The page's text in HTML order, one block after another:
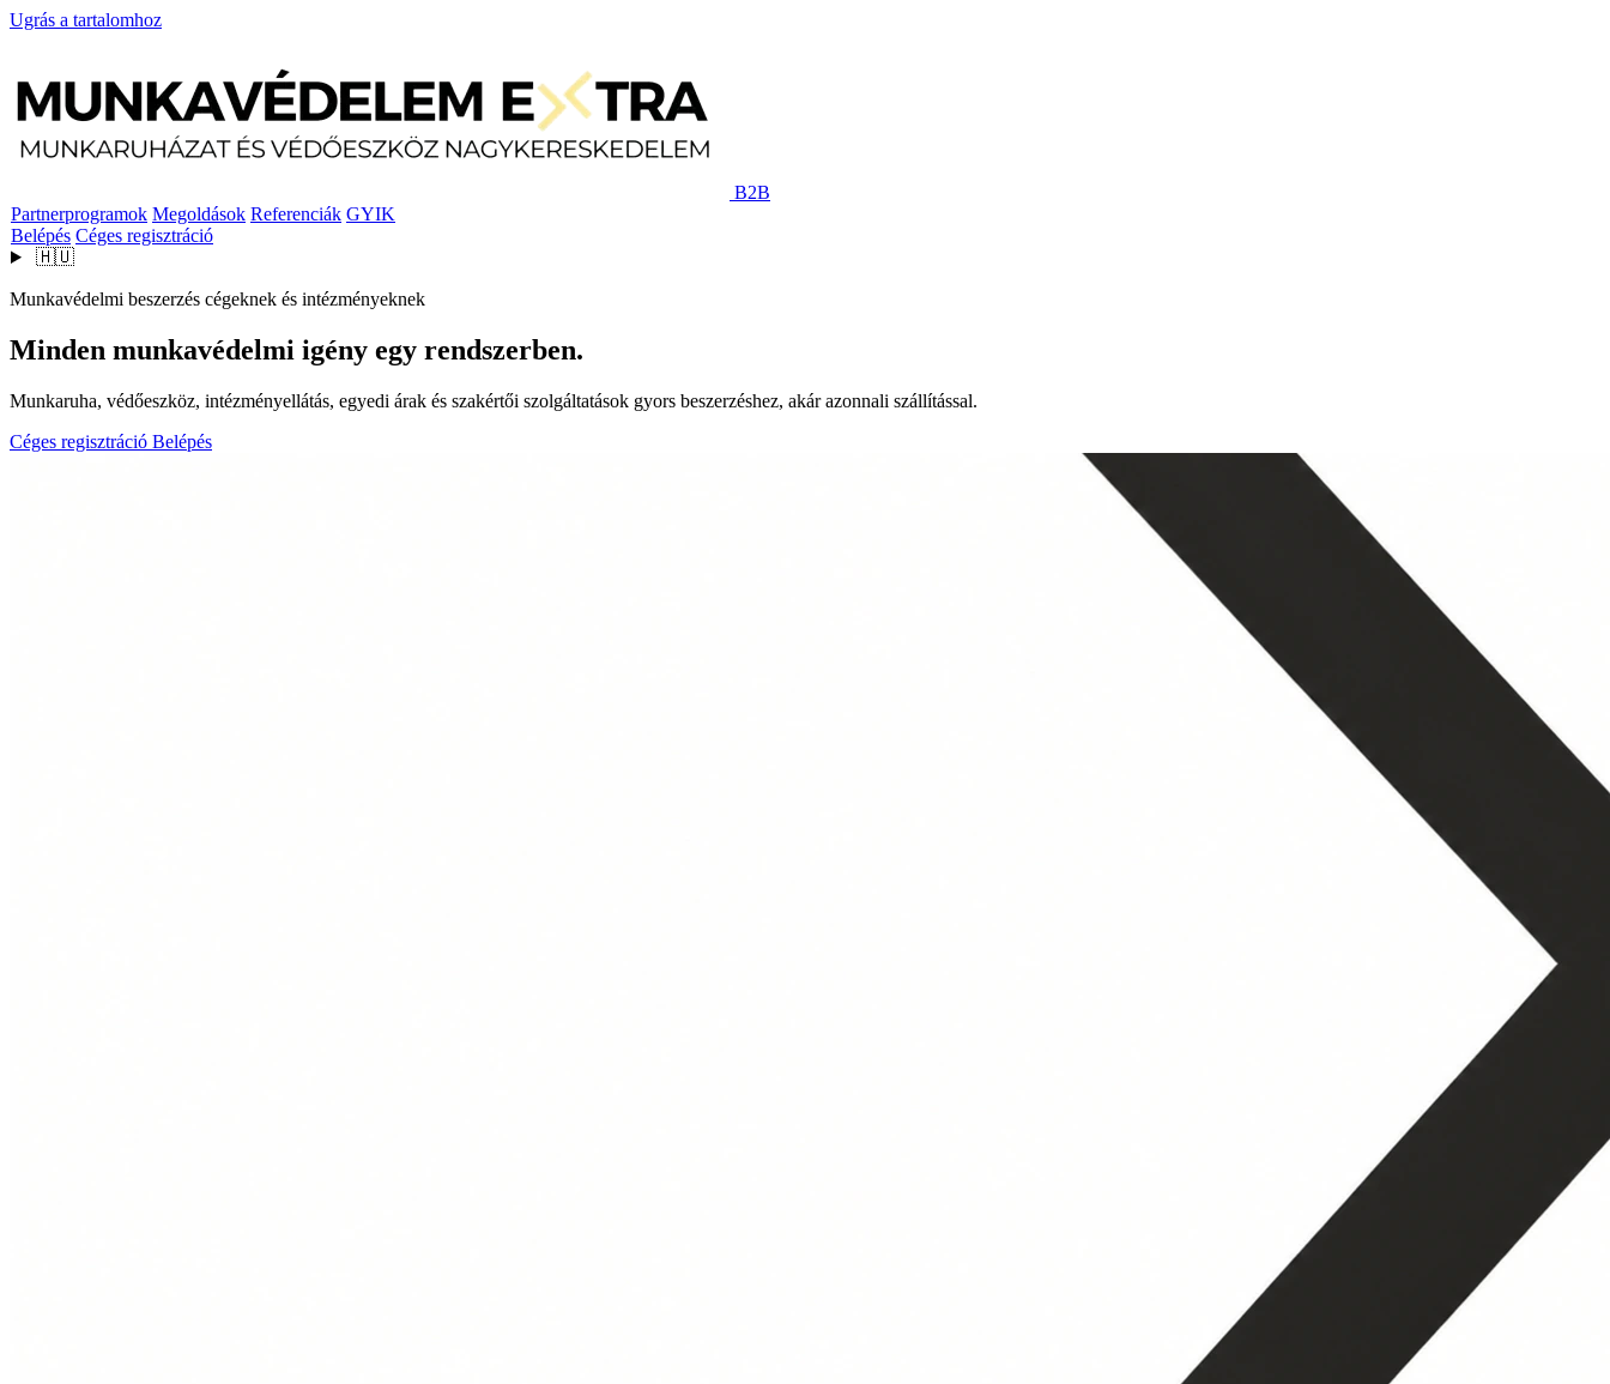
Ugrás a tartalomhoz
B2B
Partnerprogramok Megoldások Referenciák GYIK
Belépés Céges regisztráció
🇭🇺
Munkavédelmi beszerzés cégeknek és intézményeknek
Minden munkavédelmi igény egy rendszerben.
Munkaruha, védőeszköz, intézményellátás, egyedi árak és szakértői szolgáltatások gyors beszerzéshez, akár azonnali szállítással.
Céges regisztráció Belépés